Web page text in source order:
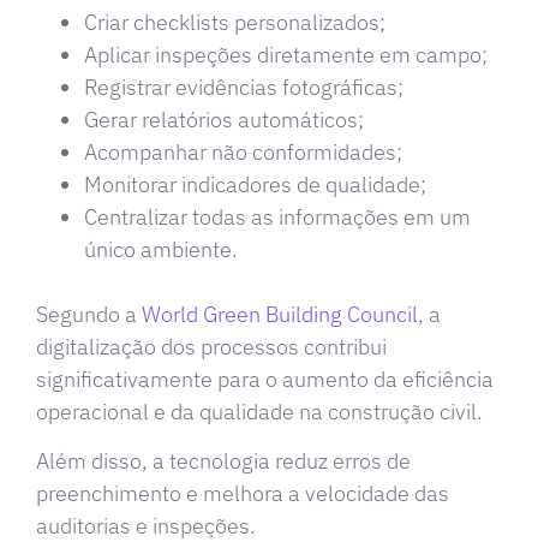
Criar checklists personalizados;
Aplicar inspeções diretamente em campo;
Registrar evidências fotográficas;
Gerar relatórios automáticos;
Acompanhar não conformidades;
Monitorar indicadores de qualidade;
Centralizar todas as informações em um
único ambiente.
Segundo a World Green Building Council, a
digitalização dos processos contribui
significativamente para o aumento da eficiência
operacional e da qualidade na construção civil.
Além disso, a tecnologia reduz erros de
preenchimento e melhora a velocidade das
auditorias e inspeções.